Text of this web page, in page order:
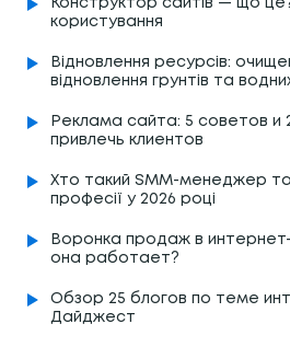
Конструктор сайтів — що
користування
Відновлення ресурсів:
відновлення грунтів та
Реклама сайта: 5 советов и
привлечь клиентов
Хто такий SMM-менеджер та
професії у 2026 році
Воронка продаж в
она работает?
Обзор 25 блогов по теме
Дайджест